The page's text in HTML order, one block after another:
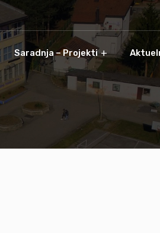
Saradnja – Projekti